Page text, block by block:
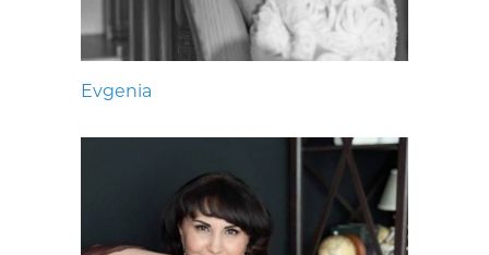
Evgenia